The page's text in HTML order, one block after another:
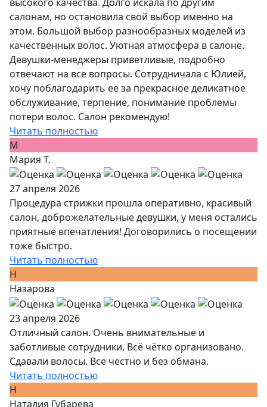
салонам, но остановила свой выбор именно на
этом. Большой выбор разнообразных моделей из
качественных волос. Уютная атмосфера в салоне.
Девушки-менеджеры приветливые, подробно
отвечают на все вопросы. Сотрудничала с Юлией,
хочу поблагодарить ее за прекрасное деликатное
обслуживание, терпение, понимание проблемы
потери волос. Салон рекомендую!
Читать полностью
М
Мария Т.
27 апреля 2026
Процедура стрижки прошла оперативно, красивый
салон, доброжелательные девушки, у меня остались
приятные впечатления! Договорились о посещении
тоже быстро.
Читать полностью
Н
Назарова
23 апреля 2026
Отличный салон. Очень внимательные и
заботливые сотрудники. Всё чётко организовано.
Сдавали волосы. Всё честно и без обмана.
Читать полностью
Н
Наталия Губарева